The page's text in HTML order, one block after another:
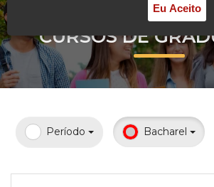
Transferência
Reingresso
Prouni
Desconto de
CURSOS DE
Período Bacharel
Eu Aceito